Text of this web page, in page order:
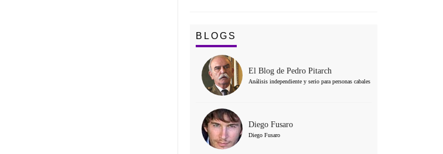
BLOGS
El Blog de Pedro Pitarch
Análisis independiente y serio para personas cabales
Diego Fusaro
Diego Fusaro